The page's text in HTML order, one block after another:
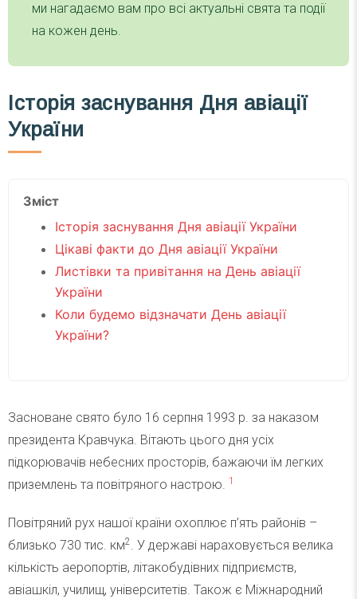
ми нагадаємо вам про всі актуальні свята та події
на кожен день.
Історія заснування Дня авіації
України
Зміст
Історія заснування Дня авіації України
Цікаві факти до Дня авіації України
Листівки та привітання на День авіації
України
Коли будемо відзначати День авіації
України?
Засноване свято було 16 серпня 1993 р. за наказом
президента Кравчука. Вітають цього дня усіх
підкорювачів небесних просторів, бажаючи їм легких
приземлень та повітряного настрою. 1
Повітряний рух нашої країни охоплює п’ять районів –
близько 730 тис. км2. У державі нараховується велика
кількість аеропортів, літакобудівних підприємств,
авіашкіл, училищ, університетів. Також є Міжнародний